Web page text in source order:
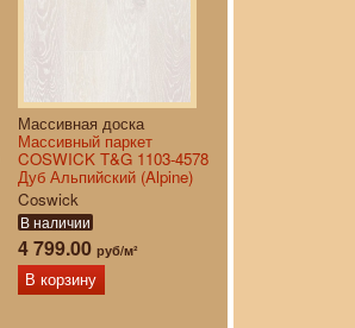
Массивная доска
Массивный паркет
COSWICK T&G 1103-4578
Дуб Альпийский (Alpine)
Coswick
В наличии
4 799.00 руб/м²
В корзину